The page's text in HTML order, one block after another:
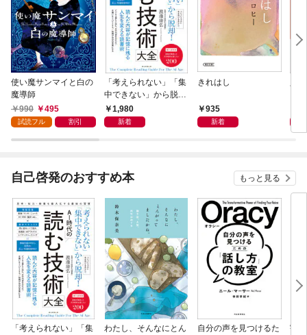
使い魔サンマイと白の
魔導師
990
495
試読フル 割引
「考えられない」「集
中できない」から脱
却！ AI時代の読む技
術大全
1,980
新着
きれはし
935
新着
自己啓発のおすすめ本 もっと見る
「考えられない」「集
わたし、そんなにとん
自分の声を見つけるた
宇